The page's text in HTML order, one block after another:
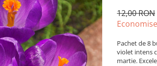
12,00 RON
Pachet de 8
violet intens
martie.